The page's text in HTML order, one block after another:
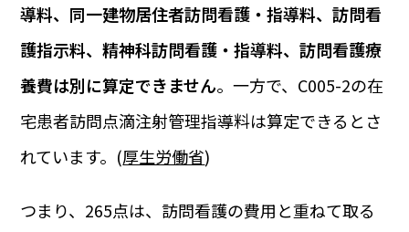
導料、同一建物居住者訪問看護・指導料、訪問看
護指示料、精神科訪問看護・指導料、訪問看護療
養費は別に算定できません。一方で、C005-2の在
宅患者訪問点滴注射管理指導料は算定できるとさ
れています。(厚生労働省)
つまり、265点は、訪問看護の費用と重ねて取る